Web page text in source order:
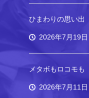
ひまわりの思い出
2026年7月19日
メタボもロコモも
2026年7月11日